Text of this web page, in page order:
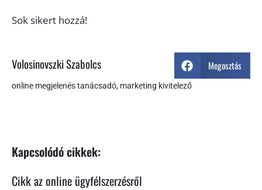
Sok sikert hozzá!
Volosinovszki Szabolcs Megosztás
online megjelenés tanácsadó, marketing kivitelező
Kapcsolódó cikkek:
Cikk az online ügyfélszerzésről